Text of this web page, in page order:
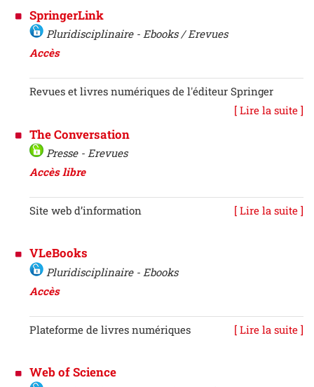
SpringerLink
Pluridisciplinaire - Ebooks / Erevues
Accès
Revues et livres numériques de l'éditeur Springer
[ Lire la suite ]
The Conversation
Presse - Erevues
Accès libre
Site web d’information [ Lire la suite ]
VLeBooks
Pluridisciplinaire - Ebooks
Accès
Plateforme de livres numériques [ Lire la suite ]
Web of Science